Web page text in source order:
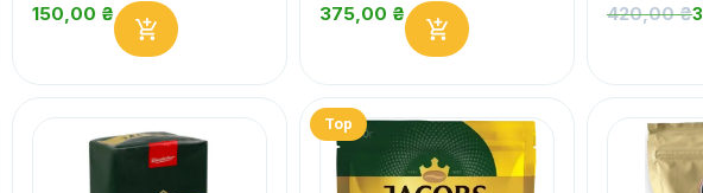
150,00 ₴ 375,00 ₴ 420,00₴
Top